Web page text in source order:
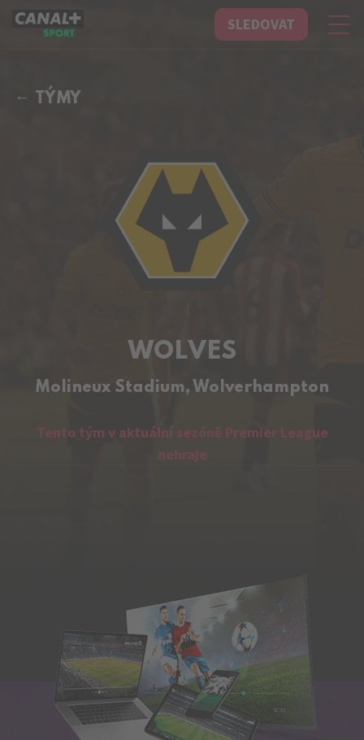
CANAL+ Sport SLEDOVAT
TÝMY
WOLVES
Molineux Stadium, Wolverhampton
Tento tým v aktuální sezóně Premier League
nehraje